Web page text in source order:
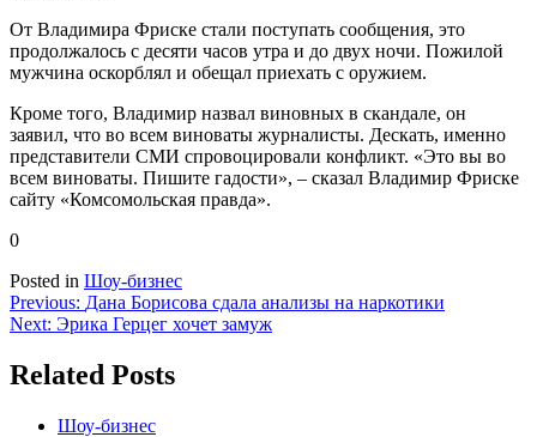
От Владимира Фриске стали поступать сообщения, это
продолжалось с десяти часов утра и до двух ночи. Пожилой
мужчина оскорблял и обещал приехать с оружием.
Кроме того, Владимир назвал виновных в скандале, он
заявил, что во всем виноваты журналисты. Дескать, именно
представители СМИ спровоцировали конфликт. «Это вы во
всем виноваты. Пишите гадости», – сказал Владимир Фриске
сайту «Комсомольская правда».
0
Posted in Шоу-бизнес
Навигация
по
записям
Previous: Дана Борисова сдала анализы на наркотики
Next: Эрика Герцег хочет замуж
Related Posts
Шоу-бизнес